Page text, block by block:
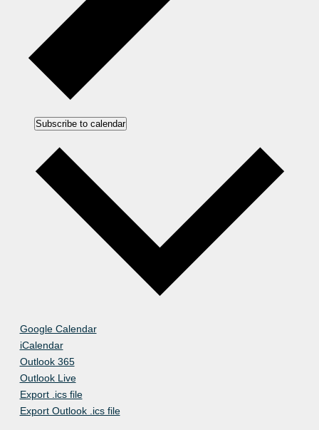
Subscribe to calendar
Google Calendar
iCalendar
Outlook 365
Outlook Live
Export .ics file
Export Outlook .ics file